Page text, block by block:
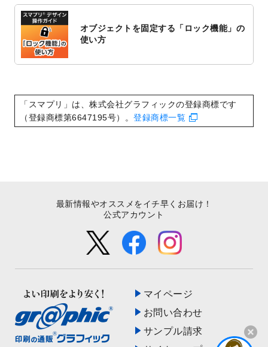
2022/9/21
コンサートのチラシデザインテンプレート
2022/9/5
年賀状のデザインテンプレート
2022/9/5
喪中はがきのデザインテンプレートを公開
2022/8/24
印刷用データの解像度
を引き上げまし
た！
オブジェクトを固定する「ロック機能」の
使い方
「スマプリ」は、株式会社グラフィックの登録商標です
（登録商標第6647195号）。 登録商標一覧
マイページ
お問い合わせ
サンプル請求
最新情報やオススメをイチ早くお届け！
公式アカウント